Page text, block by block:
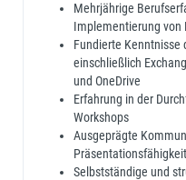
Mehrjährige
Implementierung von
Fundierte Kenntnisse
einschließlich
und OneDrive
Erfahrung in der
Workshops
Ausgeprägte
Selbstständige und